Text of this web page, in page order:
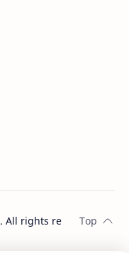
. All rights reserved.